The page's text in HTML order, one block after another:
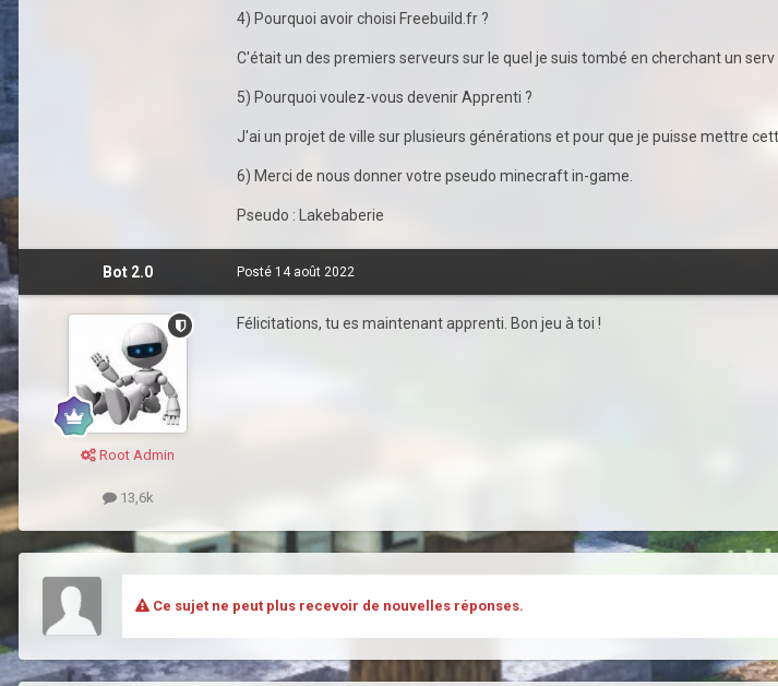
4) Pourquoi avoir choisi Freebuild.fr ?
C'était un des premiers serveurs sur le quel je suis tombé en cherchant un
5) Pourquoi voulez-vous devenir Apprenti ?
J'ai un projet de ville sur plusieurs générations et pour que je puisse mettre
6) Merci de nous donner votre pseudo minecraft in-game.
Pseudo : Lakebaberie
Bot 2.0
Root Admin
13,6k
Posté 14 août 2022
Félicitations, tu es maintenant apprenti. Bon jeu à toi !
Ce sujet ne peut plus recevoir de nouvelles réponses.